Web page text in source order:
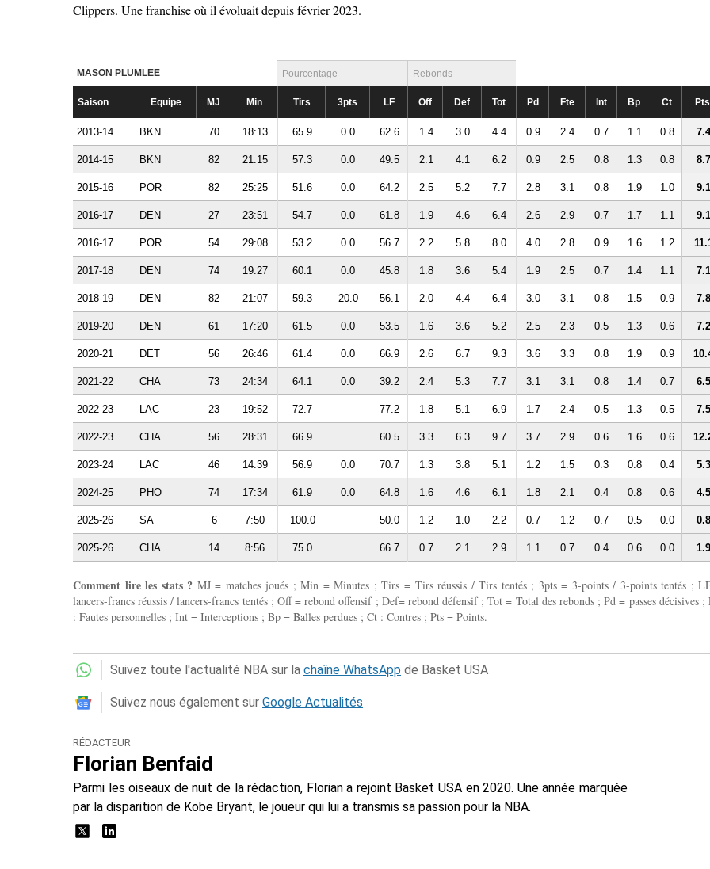
Clippers. Une franchise où il évoluait depuis février 2023.
MASON PLUMLEE Pourcentage Rebonds
Saison Equipe MJ Min Tirs 3pts LF Off Def Tot Pd Fte Int Bp Ct Pts
2013-14 BKN 70 18:13 65.9 0.0 62.6 1.4 3.0 4.4 0.9 2.4 0.7 1.1 0.8 7.4
2014-15 BKN 82 21:15 57.3 0.0 49.5 2.1 4.1 6.2 0.9 2.5 0.8 1.3 0.8 8.7
2015-16 POR 82 25:25 51.6 0.0 64.2 2.5 5.2 7.7 2.8 3.1 0.8 1.9 1.0 9.1
2016-17 DEN 27 23:51 54.7 0.0 61.8 1.9 4.6 6.4 2.6 2.9 0.7 1.7 1.1 9.1
2016-17 POR 54 29:08 53.2 0.0 56.7 2.2 5.8 8.0 4.0 2.8 0.9 1.6 1.2
2017-18 DEN 74 19:27 60.1 0.0 45.8 1.8 3.6 5.4 1.9 2.5 0.7 1.4 1.1 7.1
2018-19 DEN 82 21:07 59.3 20.0 56.1 2.0 4.4 6.4 3.0 3.1 0.8 1.5 0.9 7.8
2019-20 DEN 61 17:20 61.5 0.0 53.5 1.6 3.6 5.2 2.5 2.3 0.5 1.3 0.6 7.2
2020-21 DET 56 26:46 61.4 0.0 66.9 2.6 6.7 9.3 3.6 3.3 0.8 1.9 0.9
2021-22 CHA 73 24:34 64.1 0.0 39.2 2.4 5.3 7.7 3.1 3.1 0.8 1.4 0.7 6.5
2022-23 LAC 23 19:52 72.7 77.2 1.8 5.1 6.9 1.7 2.4 0.5 1.3 0.5 7.5
2022-23 CHA 56 28:31 66.9 60.5 3.3 6.3 9.7 3.7 2.9 0.6 1.6 0.6
2023-24 LAC 46 14:39 56.9 0.0 70.7 1.3 3.8 5.1 1.2 1.5 0.3 0.8 0.4 5.3
2024-25 PHO 74 17:34 61.9 0.0 64.8 1.6 4.6 6.1 1.8 2.1 0.4 0.8 0.6 4.5
2025-26 SA 6 7:50 100.0 50.0 1.2 1.0 2.2 0.7 1.2 0.7 0.5 0.0 0.8
2025-26 CHA 14 8:56 75.0 66.7 0.7 2.1 2.9 1.1 0.7 0.4 0.6 0.0 1.9
Comment lire les stats ? MJ = matches joués ; Min = Minutes ; Tirs = Tirs réussis / Tirs tentés ; 3pts = 3-points / 3-points tentés ;
lancers-francs réussis / lancers-francs tentés ; Off = rebond offensif ; Def= rebond défensif ; Tot = Total des rebonds ; Pd = passes décisives ;
: Fautes personnelles ; Int = Interceptions ; Bp = Balles perdues ; Ct : Contres ; Pts = Points.
Suivez toute l'actualité NBA sur la chaîne WhatsApp de Basket USA
Suivez nous également sur Google Actualités
RÉDACTEUR
Florian Benfaid
Parmi les oiseaux de nuit de la rédaction, Florian a rejoint Basket USA en 2020. Une année marquée
par la disparition de Kobe Bryant, le joueur qui lui a transmis sa passion pour la NBA.